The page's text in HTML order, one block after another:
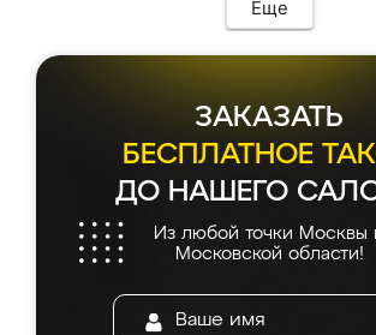
Еще
ЗАКАЗАТЬ
БЕСПЛАТНОЕ
ДО НАШЕГО
Из любой точки Москвы
Московской области!